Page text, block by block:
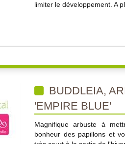
limiter le développement. A
BUDDLEIA,
'EMPIRE BLUE'
Magnifique arbuste à
bonheur des papillons et